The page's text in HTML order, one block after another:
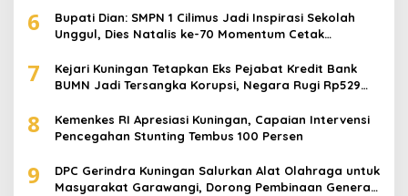
6
Bupati Dian: SMPN 1 Cilimus Jadi Inspirasi Sekolah
Unggul, Dies Natalis ke-70 Momentum Cetak
7
Kejari Kuningan Tetapkan Eks Pejabat Kredit Bank
BUMN Jadi Tersangka Korupsi, Negara Rugi Rp529
8
Kemenkes RI Apresiasi Kuningan, Capaian Intervensi
Pencegahan Stunting Tembus 100 Persen
9
DPC Gerindra Kuningan Salurkan Alat Olahraga untuk
Masyarakat Garawangi, Dorong Pembinaan Generasi